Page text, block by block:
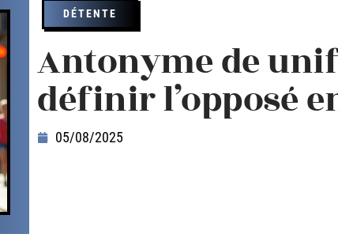
DÉTENTE
Antonyme de
définir l’opposé
05/08/2025